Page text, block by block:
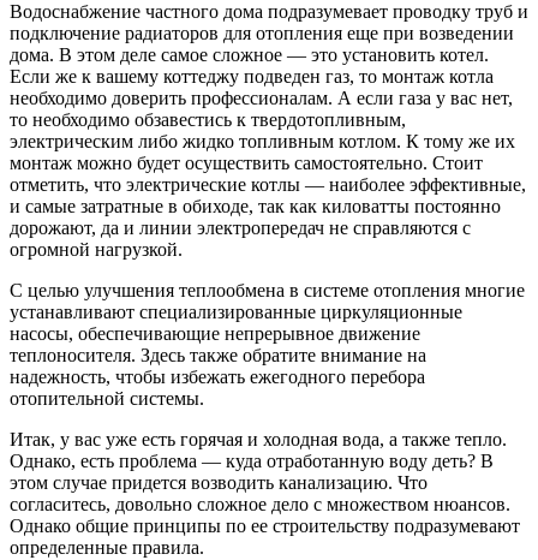
Водоснабжение частного дома подразумевает проводку труб и
подключение радиаторов для отопления еще при возведении
дома. В этом деле самое сложное — это установить котел.
Если же к вашему коттеджу подведен газ, то монтаж котла
необходимо доверить профессионалам. А если газа у вас нет,
то необходимо обзавестись к твердотопливным,
электрическим либо жидко топливным котлом. К тому же их
монтаж можно будет осуществить самостоятельно. Стоит
отметить, что электрические котлы — наиболее эффективные,
и самые затратные в обиходе, так как киловатты постоянно
дорожают, да и линии электропередач не справляются с
огромной нагрузкой.
С целью улучшения теплообмена в системе отопления многие
устанавливают специализированные циркуляционные
насосы, обеспечивающие непрерывное движение
теплоносителя. Здесь также обратите внимание на
надежность, чтобы избежать ежегодного перебора
отопительной системы.
Итак, у вас уже есть горячая и холодная вода, а также тепло.
Однако, есть проблема — куда отработанную воду деть? В
этом случае придется возводить канализацию. Что
согласитесь, довольно сложное дело с множеством нюансов.
Однако общие принципы по ее строительству подразумевают
определенные правила.